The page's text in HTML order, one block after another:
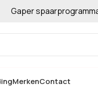
Gaper
MerkenContact